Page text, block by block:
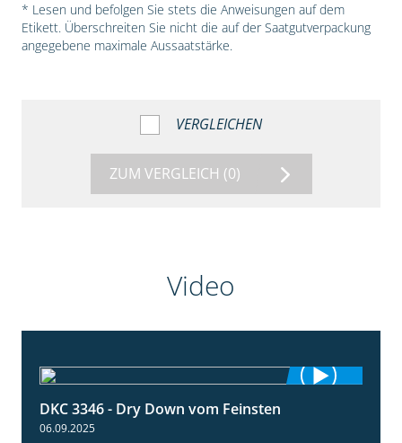
* Lesen und befolgen Sie stets die Anweisungen auf dem
Etikett. Überschreiten Sie nicht die auf der Saatgutverpackung
angegebene maximale Aussaatstärke.
VERGLEICHEN
ZUM VERGLEICH (0)
Video
DKC 3346 - Dry Down vom Feinsten
06.09.2025